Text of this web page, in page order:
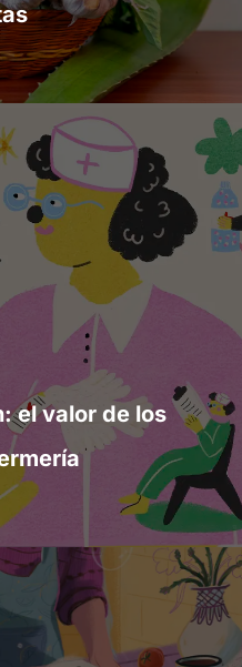
el valor de los